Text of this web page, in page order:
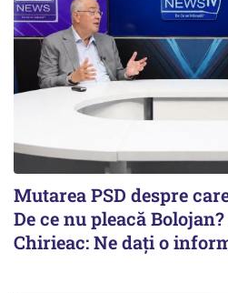
Mutarea PSD despre
De ce nu pleacă
Chirieac: Ne dați o